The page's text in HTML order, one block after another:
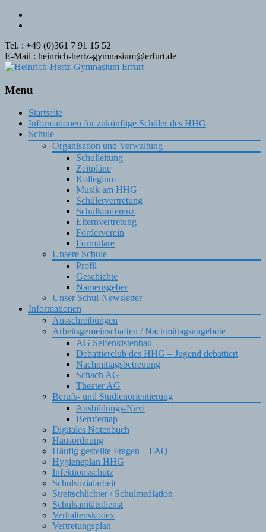
Tel. : +49 (0)361 7 91 15 52
E-Mail : heinrich-hertz-gymnasium@erfurt.de
Menu
Skip
content
Startseite
Informationen für zukünftige Schüler des HHG
Schule
Organisation und Verwaltung
Schulleitung
Zeitpläne
Kollegium
Musik am HHG
Schülervertretung
Schulkonferenz
Elternvertretung
Förderverein
Formulare
Unsere Schule
Profil
Geschichte
Namensgeber
Unser Schul-Newsletter
Informationen
Ausschreibungen
Arbeitsgemeinschaften / Nachmittagsangebote
AG Seifenkistenbau
Debattierclub des HHG – Jugend debattiert
Nachmittagsbetreuung
Schach AG
Theater AG
Berufs- und Studienorientierung
Ausbildungs-Navi
Berufemap
Digitales Notenbuch
Hausordnung
Häufig gestellte Fragen – FAQ
Hygieneplan HHG
Infektionsschutz
Schulsozialarbeit
Streitschlichter / Schulmediation
Schulsanitätsdienst
Verhaltenskodex
Vertretungsplan